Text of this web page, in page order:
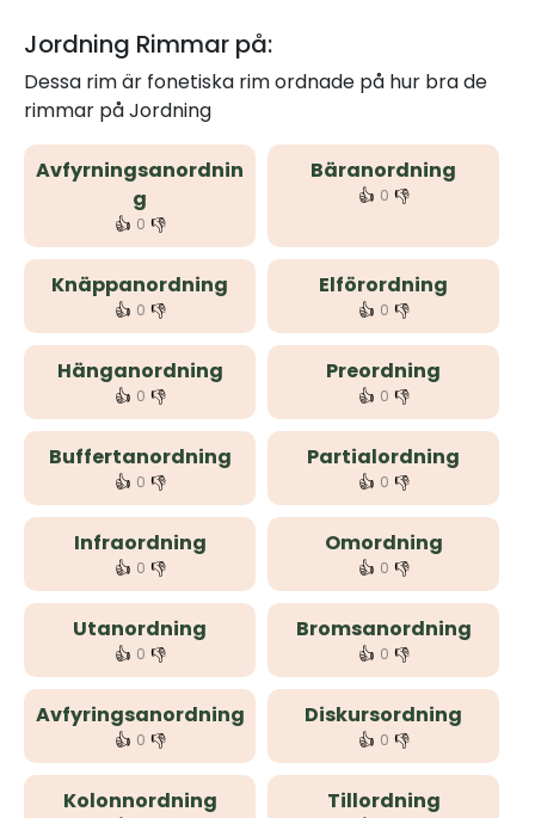
Jordning Rimmar på:
Dessa rim är fonetiska rim ordnade på hur bra de
rimmar på Jordning
Avfyrningsanordnin
g
👍 0 👎
Bäranordning
👍 0 👎
Knäppanordning
👍 0 👎
Elförordning
👍 0 👎
Hänganordning
👍 0 👎
Preordning
👍 0 👎
Buffertanordning
👍 0 👎
Partialordning
👍 0 👎
Infraordning
👍 0 👎
Omordning
👍 0 👎
Utanordning
👍 0 👎
Bromsanordning
👍 0 👎
Avfyringsanordning
👍 0 👎
Diskursordning
👍 0 👎
Kolonnordning Tillordning